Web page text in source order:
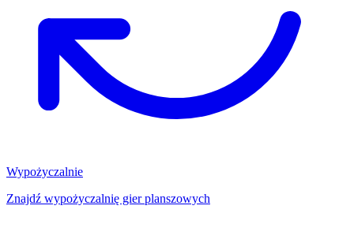
Wypożyczalnie
Znajdź wypożyczalnię gier planszowych